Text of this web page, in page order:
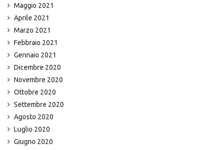
Maggio 2021
Aprile 2021
Marzo 2021
Febbraio 2021
Gennaio 2021
Dicembre 2020
Novembre 2020
Ottobre 2020
Settembre 2020
Agosto 2020
Luglio 2020
Giugno 2020